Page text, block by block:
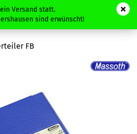
Versand statt.
sind erwünscht!
FB